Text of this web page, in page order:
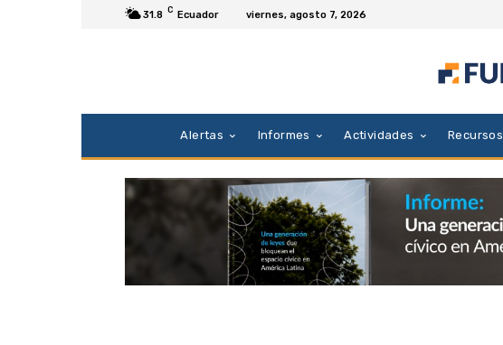
31.8 C Ecuador viernes, agosto 7, 2026
Alertas Informes Actividades Recursos